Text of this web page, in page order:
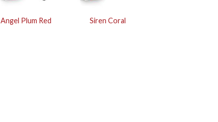
Angel Plum Red Siren Coral